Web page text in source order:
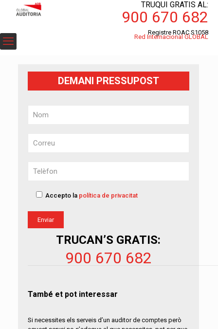
TRUQUI GRATIS AL:
900 670 682
Registre ROAC S1058
Red Internacional GLOBAL
DEMANI PRESSUPOST
Accepto la política de privacitat
TRUCAN’S GRATIS:
900 670 682
També et pot interessar
Si necessites els serveis d’un auditor de comptes però